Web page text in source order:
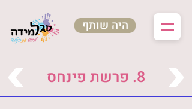
היה שותף
8. פרשת פינחס